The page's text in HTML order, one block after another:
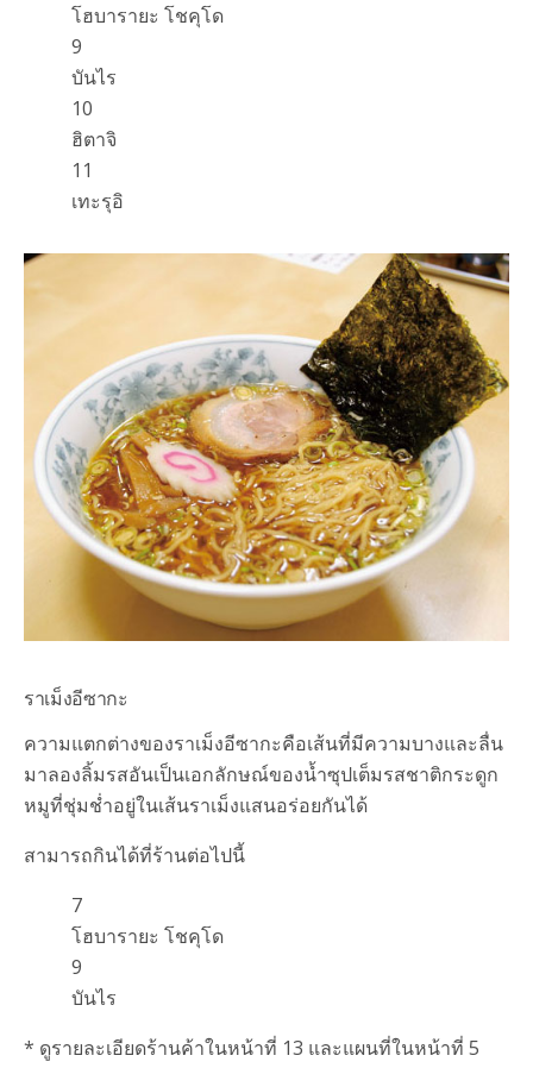
โฮบารายะ โชคุโด
9
บันไร
10
ฮิตาจิ
11
เทะรุอิ
ราเม็งอีซากะ
ความแตกต่างของราเม็งอีซากะคือเส้นที่มีความบางและลื่น
มาลองลิ้มรสอันเป็นเอกลักษณ์ของน้ำซุปเต็มรสชาติกระดูก
หมูที่ชุ่มช่ำอยู่ในเส้นราเม็งแสนอร่อยกันได้
สามารถกินได้ที่ร้านต่อไปนี้
7
โฮบารายะ โชคุโด
9
บันไร
* ดูรายละเอียดร้านค้าในหน้าที่ 13 และแผนที่ในหน้าที่ 5